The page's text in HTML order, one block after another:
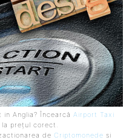
Anglia? Încearcă Airport Taxi
la prețul corect.
de Criptomonede si